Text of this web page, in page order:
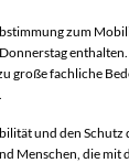
zum
große fachliche
und den Schutz
Menschen, die